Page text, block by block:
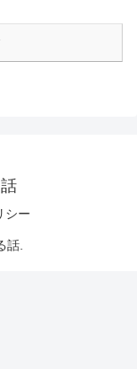
シー
話.